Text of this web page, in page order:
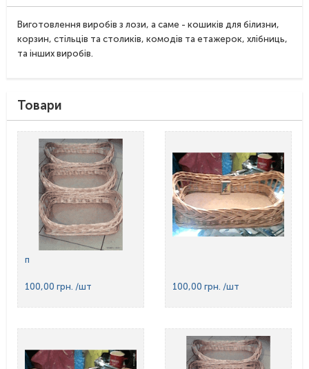
Виготовлення виробів з лози, а саме - кошиків для білизни,
корзин, стільців та столиків, комодів та етажерок, хлібниць,
та інших виробів.
Товари
п
100,00 грн. /шт 100,00 грн. /шт